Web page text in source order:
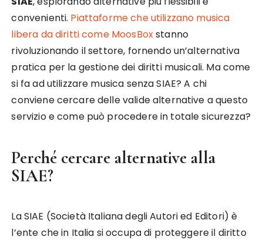
convenienti. Piattaforme che utilizzano musica
libera da diritti come MoosBoxstanno
rivoluzionando il settore, fornendo un’alternativa
pratica per la gestione dei diritti musicali. Ma come
si fa ad utilizzare musica senza SIAE? A chi
conviene cercare delle valide alternative a questo
servizio e come può procedere in totale sicurezza?
Perché cercare alternative alla
SIAE?
La SIAE (Società Italiana degli Autori ed Editori) è
l’ente che in Italia si occupa di proteggere il diritto